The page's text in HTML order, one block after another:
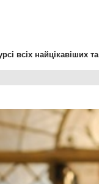
всіх найцікавіших